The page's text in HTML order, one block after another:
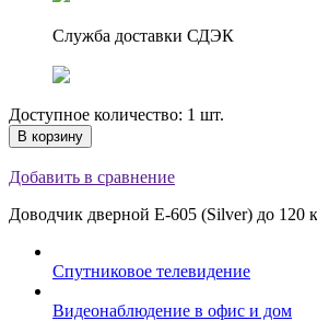
Служба доставки СДЭК
Доступное количество: 1 шт.
В корзину
Добавить в сравнение
Доводчик дверной E-605 (Silver) до 120
Спутниковое телевидение
Видеонаблюдение в офис и дом